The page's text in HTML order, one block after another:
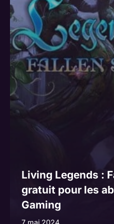
Living Legends :
gratuit pour les
Gaming
7 mai 2024